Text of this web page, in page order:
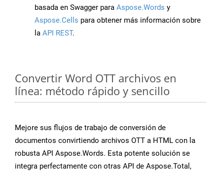
basada en Swagger para Aspose.Words y
Aspose.Cells para obtener más información sobre
la API REST.
Convertir Word OTT archivos en
línea: método rápido y sencillo
Mejore sus flujos de trabajo de conversión de
documentos convirtiendo archivos OTT a HTML con la
robusta API Aspose.Words. Esta potente solución se
integra perfectamente con otras API de Aspose.Total,